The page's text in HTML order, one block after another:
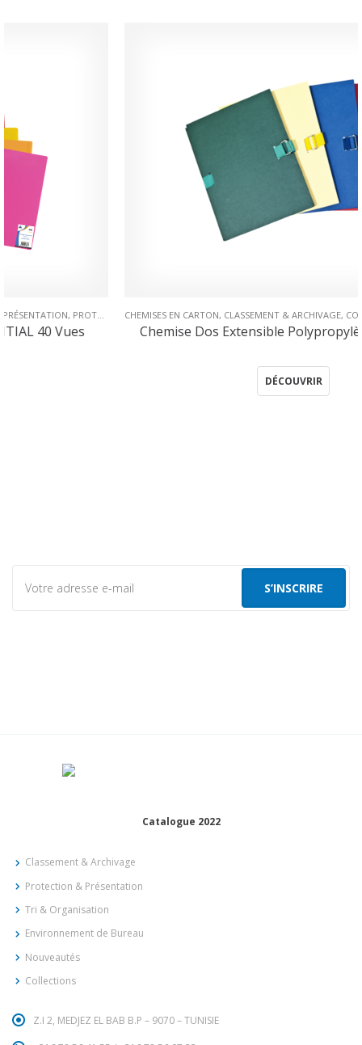
CHEMISES EN CARTON CLASSEMENT & ARCHIVAGE,COLLECTIONS,ESSENTIAL ,
Chemise Dos Extensible Polypropylène ESSENTIAL
Catalogue 2022
Classement & Archivage
Protection & Présentation
Tri & Organisation
Environnement de Bureau
Nouveautés
Collections
Z.I 2, MEDJEZ EL BAB B.P – 9070 – TUNISIE